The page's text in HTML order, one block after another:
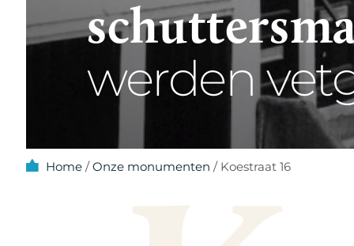
werden
Home/Onze monumenten / Koestraat 16